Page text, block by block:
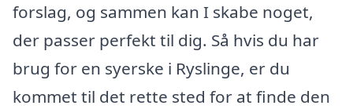
forslag, og sammen kan I skabe noget,
der passer perfekt til dig. Så hvis du har
brug for en syerske i Ryslinge, er du
kommet til det rette sted for at finde den